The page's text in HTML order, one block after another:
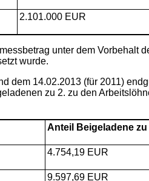
2.101.000 EUR
unter dem Vorbehalt
wurde.
dem 14.02.2013 (für 2011)
zu 2. zu den
Anteil Beigeladene zu
4.754,19 EUR
9.597,69 EUR